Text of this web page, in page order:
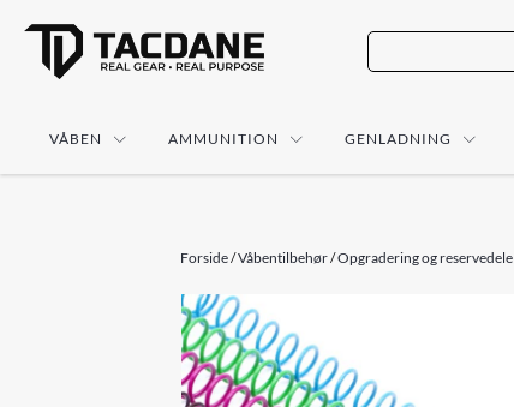
VÅBEN AMMUNITION GENLADNING
Forside/Våbentilbehør/Opgradering og reservedele